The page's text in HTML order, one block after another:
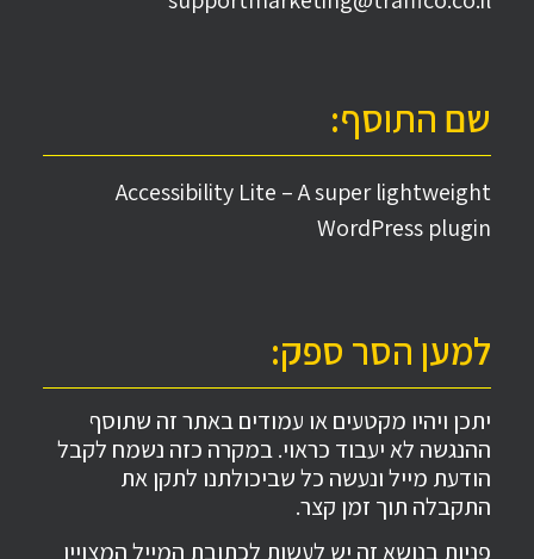
שם התוסף:
Accessibility Lite – A super lightweight
WordPress plugin
למען הסר ספק:
יתכן ויהיו מקטעים או עמודים באתר זה שתוסף
ההנגשה לא יעבוד כראוי. במקרה כזה נשמח לקבל
הודעת מייל ונעשה כל שביכולתנו לתקן את
התקבלה תוך זמן קצר.
פניות בנושא זה יש לעשות לכתובת המייל המצויין